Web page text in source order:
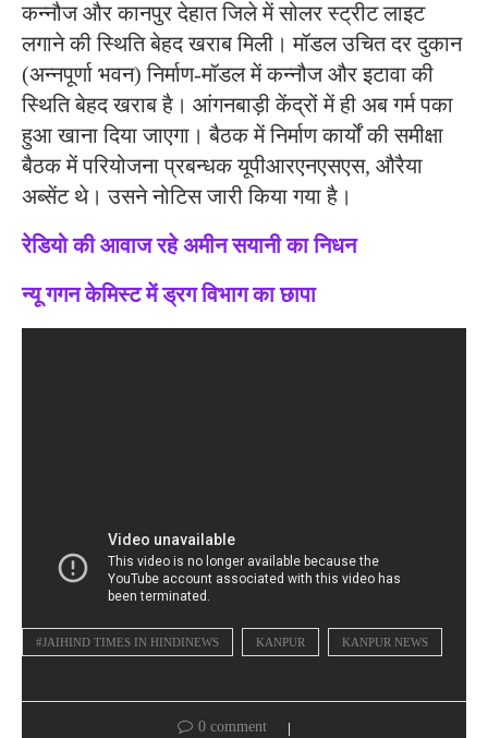
कन्नौज और कानपुर देहात जिले में सोलर स्ट्रीट लाइट
लगाने की स्थिति बेहद खराब मिली। मॉडल उचित दर दुकान
(अन्नपूर्णा भवन) निर्माण-मॉडल में कन्नौज और इटावा की
स्थिति बेहद खराब है। आंगनबाड़ी केंद्रों में ही अब गर्म पका
हुआ खाना दिया जाएगा। बैठक में निर्माण कार्यों की समीक्षा
बैठक में परियोजना प्रबन्धक यूपीआरएनएसएस, औरैया
अब्सेंट थे। उसने नोटिस जारी किया गया है।
रेडियो की आवाज रहे अमीन सयानी का निधन
न्यू गगन केमिस्ट में ड्रग विभाग का छापा
#JAIHIND TIMES IN HINDINEWS KANPUR KANPUR NEWS
0 comment